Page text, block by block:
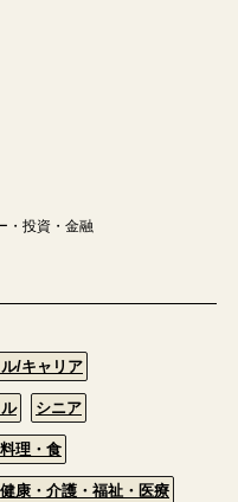
・投資・金融
/キャリア
シニア
理・食
健康・介護・福祉・医療